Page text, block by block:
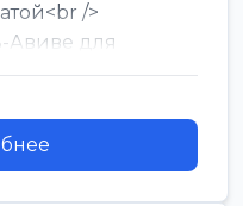
/>
Авиве для